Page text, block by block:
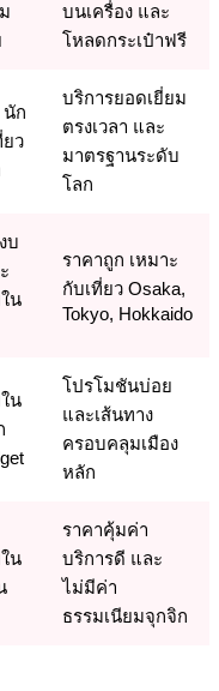
บนเครื่อง และ
โหลดกระเป๋าฟรี
นัก
ยว
บริการยอดเยี่ยม
ตรงเวลา และ
มาตรฐานระดับ
โลก
บ
น
ราคาถูก เหมาะ
กับเที่ยว Osaka,
Tokyo, Hokkaido
น
โปรโมชันบ่อย
และเส้นทาง
ครอบคลุมเมือง
หลัก
น
ราคาคุ้มค่า
บริการดี และ
ไม่มีค่า
ธรรมเนียมจุกจิก